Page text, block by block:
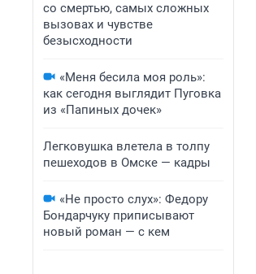
со смертью, самых сложных
вызовах и чувстве
безысходности
«Меня бесила моя роль»:
как сегодня выглядит Пуговка
из «Папиных дочек»
Легковушка влетела в толпу
пешеходов в Омске — кадры
«Не просто слух»: Федору
Бондарчуку приписывают
новый роман — с кем